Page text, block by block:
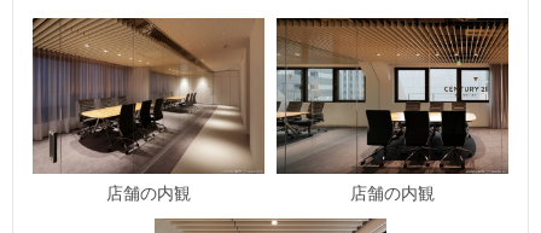
店舗の内観 店舗の内観